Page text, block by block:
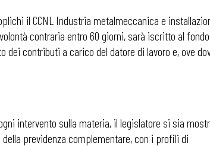
il CCNL Industria metalmeccanica e
contraria entro 60 giorni, sarà iscritto al
dei contributi a carico del datore di lavoro e, ove
intervento sulla materia, il legislatore si sia
previdenza complementare, con i profili di